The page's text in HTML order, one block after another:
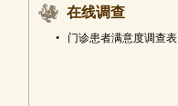
在线调查
• 门诊患者满意度调查表